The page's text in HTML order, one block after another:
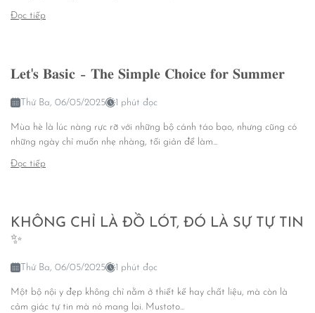
Đọc tiếp
𝐋𝐞𝐭'𝐬 𝐁𝐚𝐬𝐢𝐜 – 𝐓𝐡𝐞 𝐒𝐢𝐦𝐩𝐥𝐞 𝐂𝐡𝐨𝐢𝐜𝐞 𝐟𝐨𝐫 𝐒𝐮𝐦𝐦𝐞𝐫
Thứ Ba, 06/05/2025 1 phút đọc
Mùa hè là lúc nàng rực rỡ với những bộ cánh táo bạo, nhưng cũng có
những ngày chỉ muốn nhẹ nhàng, tối giản để làm...
Đọc tiếp
KHÔNG CHỈ LÀ ĐỒ LÓT, ĐÓ LÀ SỰ TỰ TIN
✨
Thứ Ba, 06/05/2025 1 phút đọc
Một bộ nội y đẹp không chỉ nằm ở thiết kế hay chất liệu, mà còn là
cảm giác tự tin mà nó mang lại. Mustoto...